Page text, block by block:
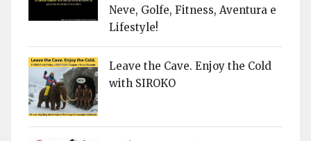
Neve, Golfe, Fitness, Aventura e
Lifestyle!
Leave the Cave. Enjoy the Cold
with SIROKO